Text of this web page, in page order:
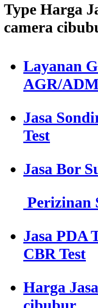
Type Harga
camera
Layanan
AGR/
Jasa
Test
Jasa Bor
Perizinan
Jasa PDA
CBR Test
Harga